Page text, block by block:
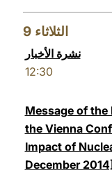
9 الثلاثاء
نشرة الأخبار
12:30
Message of
the Vienna
Impact of
December 2014]